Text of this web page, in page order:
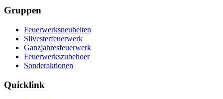
Gruppen
Feuerwerksneuheiten
Silvesterfeuerwerk
Ganzjahresfeuerwerk
Feuerwerkszubehoer
Sonderaktionen
Quicklink